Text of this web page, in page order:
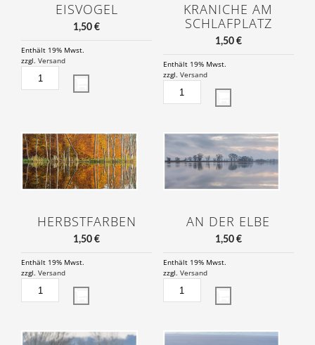
EISVOGEL
1,50€
Enthält 19% Mwst.
zzgl. Versand
EISVOGEL
MENGE
KRANICHE AM
SCHLAFPLATZ
1,50 €
Enthält 19% Mwst.
zzgl. Versand
KRANICHE
AM
HERBSTFARBEN
1,50€
Enthält 19% Mwst.
zzgl. Versand
HERBSTFARBEN
MENGE
AN DER ELBE
1,50 €
Enthält 19% Mwst.
zzgl. Versand
DER